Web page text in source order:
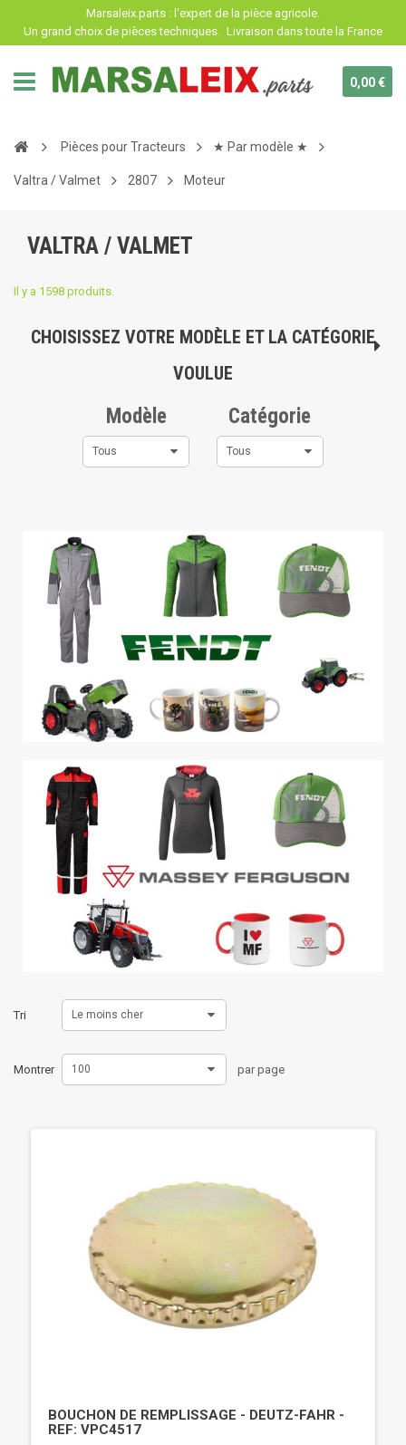
Marsaleix.parts : l'expert de la pièce agricole.
Un grand choix de pièces techniques. Livraison dans toute la France
0,00 €
Pièces pour Tracteurs ★ Par modèle ★
Valtra / Valmet 2807 Moteur
VALTRA / VALMET
Il y a 1598 produits.
CHOISISSEZ VOTRE MODÈLE ET LA CATÉGORIE
VOULUE
Modèle
Tous
Catégorie
Tous
Tri Le moins cher
Montrer 100 par page
BOUCHON DE REMPLISSAGE - DEUTZ-FAHR -
REF: VPC4517
Panneau de gestion des cookies